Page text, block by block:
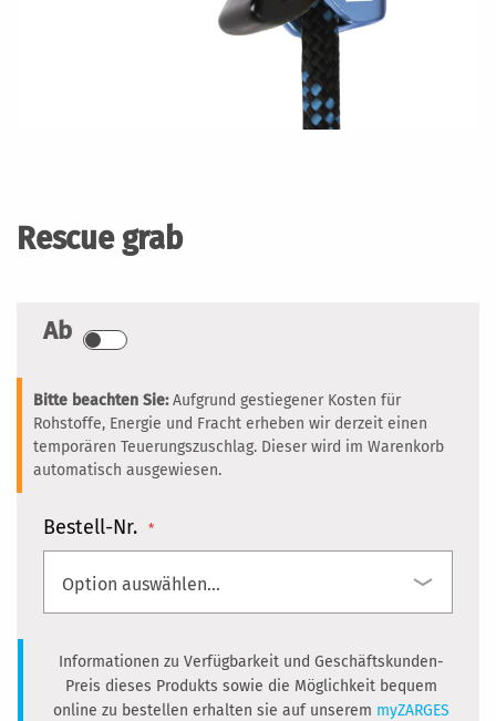
Rescue grab
Ab
Bitte beachten Sie:Aufgrund gestiegener Kosten für
Rohstoffe, Energie und Fracht erheben wir derzeit einen
temporären Teuerungszuschlag. Dieser wird im Warenkorb
automatisch ausgewiesen.
Bestell-Nr.
Informationen zu Verfügbarkeit und Geschäftskunden-
Preis dieses Produkts sowie die Möglichkeit bequem
online zu bestellen erhalten sie auf unserem myZARGES
Bildergalerie